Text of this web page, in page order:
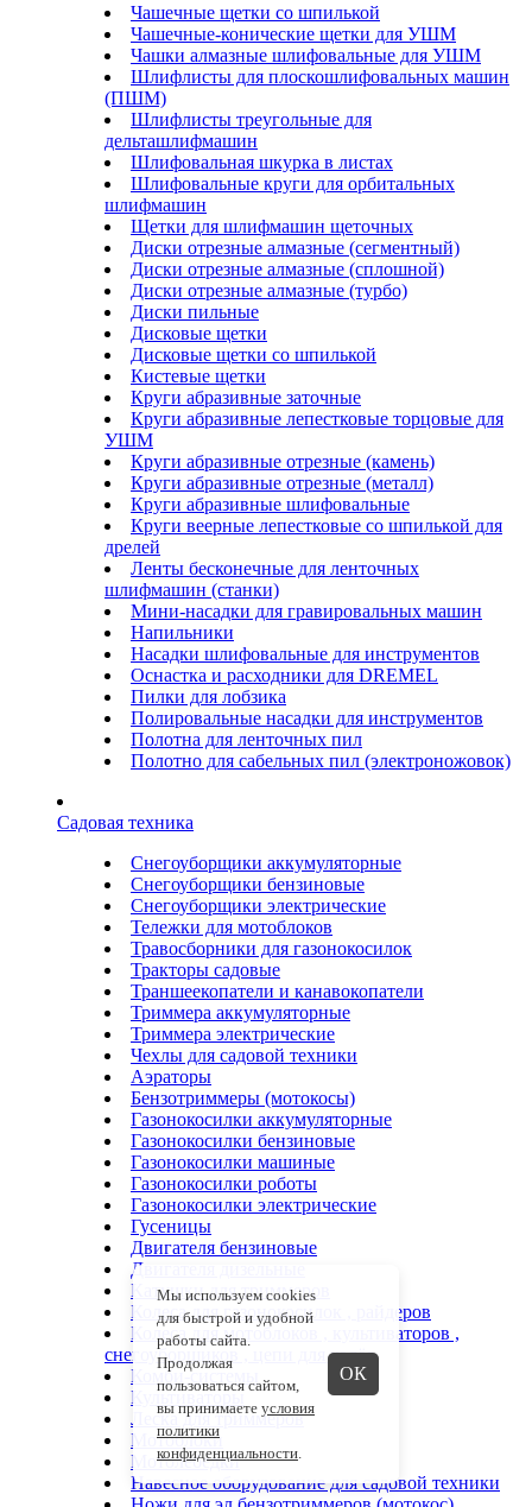
Чашечные щетки со шпилькой
Чашечные-конические щетки для УШМ
Чашки алмазные шлифовальные для УШМ
Шлифлисты для плоскошлифовальных машин
(ПШМ)
Шлифлисты треугольные для
дельташлифмашин
Шлифовальная шкурка в листах
Шлифовальные круги для орбитальных
шлифмашин
Щетки для шлифмашин щеточных
Диски отрезные алмазные (сегментный)
Диски отрезные алмазные (сплошной)
Диски отрезные алмазные (турбо)
Диски пильные
Дисковые щетки
Дисковые щетки со шпилькой
Кистевые щетки
Круги абразивные заточные
Круги абразивные лепестковые торцовые для
УШМ
Круги абразивные отрезные (камень)
Круги абразивные отрезные (металл)
Круги абразивные шлифовальные
Круги веерные лепестковые со шпилькой для
дрелей
Ленты бесконечные для ленточных
шлифмашин (станки)
Мини-насадки для гравировальных машин
Напильники
Насадки шлифовальные для инструментов
Оснастка и расходники для DREMEL
Пилки для лобзика
Полировальные насадки для инструментов
Полотна для ленточных пил
Полотно для сабельных пил (электроножовок)
Садовая техника
Снегоуборщики аккумуляторные
Снегоуборщики бензиновые
Снегоуборщики электрические
Тележки для мотоблоков
Травосборники для газонокосилок
Тракторы садовые
Траншеекопатели и канавокопатели
Триммера аккумуляторные
Триммера электрические
Чехлы для садовой техники
Аэраторы
Бензотриммеры (мотокосы)
Газонокосилки аккумуляторные
Газонокосилки бензиновые
Газонокосилки машиные
Газонокосилки роботы
Газонокосилки электрические
Гусеницы
Двигателя бензиновые
Двигателя дизельные
Катушки для триммеров
Колеса для газонокосилок , райдеров
Колеса для мотоблоков , культиваторов ,
снегоуборщиков , цепи для колёс
Комби-системы
Культиваторы
Леска для триммеров
Мотоблоки
Мотолебедки
Навесное оборудование для садовой техники
Мы используем cookies
для быстрой и удобной
работы сайта.
Продолжая
пользоваться сайтом,
вы принимаете условия
политики
конфиденциальности.
ОК